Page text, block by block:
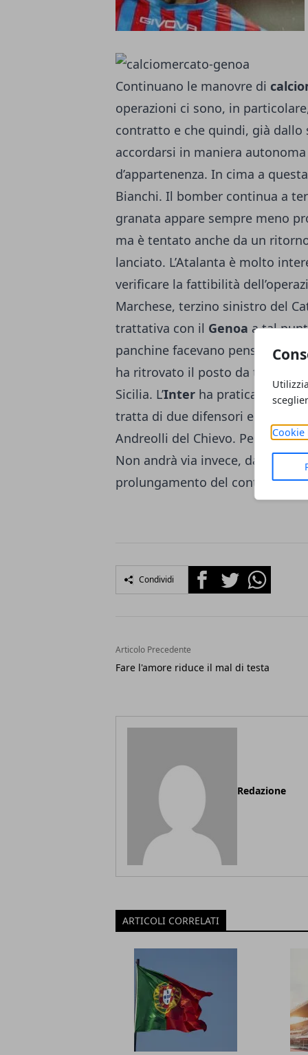
Cookie
Continuano le manovre di
operazioni ci sono, in
contratto e che quindi, già dallo
accordarsi in maniera
d’appartenenza. In cima a
Bianchi. Il bomber continua a
granata appare sempre meno
ma è tentato anche da un
lanciato. L’Atalanta è molto
verificare la fattibilità
Marchese, terzino sinistro del
trattativa con il Genoa a tal
panchine facevano pensare ad
ha ritrovato il posto da titolare
Sicilia. L’Inter ha praticamente
tratta di due difensori e per la
Andreolli del Chievo. Per
Non andrà via invece, dalla
prolungamento del contratto.
Condividi FacebookTwitterWhatsapp
Articolo Precedente
Fare l'amore riduce il mal di testa
Redazione
ARTICOLI CORRELATI